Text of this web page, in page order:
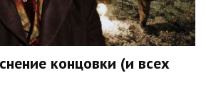
концовки (и всех